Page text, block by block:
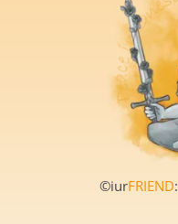
©iurFRIEND: